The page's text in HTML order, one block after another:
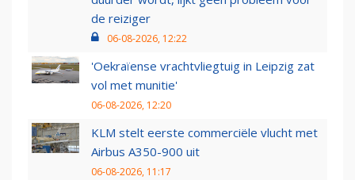
de reiziger
06-08-2026, 12:22
'Oekraïense vrachtvliegtuig in Leipzig zat
vol met munitie'
06-08-2026, 12:20
KLM stelt eerste commerciële vlucht met
Airbus A350-900 uit
06-08-2026, 11:17